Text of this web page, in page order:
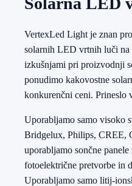
VertexLed Light je znan
solarnih LED vrtnih luči
izkušnjami pri proizvodnji
ponudimo kakovostne
konkurenčni ceni. Prineslo
Uporabljamo samo visoko
Bridgelux, Philips, CREE,
uporabljamo sončne
fotoelektrične pretvorbe in
Uporabljamo samo litij-